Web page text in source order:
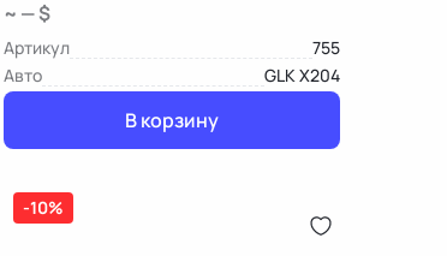
~ — $
Артикул
755
Авто
GLK X204
В корзину
-10%